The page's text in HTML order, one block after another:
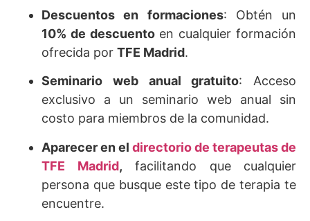
Descuentos en formaciones: Obtén un
10% de descuentoen cualquier formación
ofrecida por TFE Madrid.
Seminario web anual gratuito: Acceso
exclusivo a un seminario web anual sin
costo para miembros de la comunidad.
Aparecer en el directorio de terapeutas de
TFE Madrid, facilitando que cualquier
persona que busque este tipo de terapia te
encuentre.